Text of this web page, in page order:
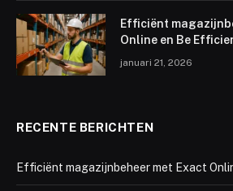
Efficiënt
Online en Be
januari 21, 2026
RECENTE BERICHTEN
Efficiënt magazijnbeheer met Exact